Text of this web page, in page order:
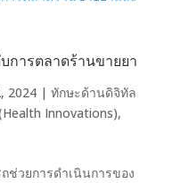
การตลาดร้านขายยา
2024| ทักษะด้านดิจิทัล
Innovations),
ช่วยการดำเนินการของ